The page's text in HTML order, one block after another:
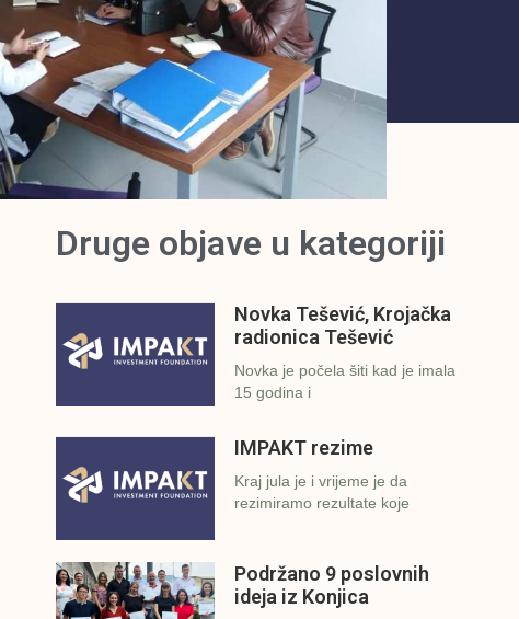
Druge objave u kategoriji
Novka Tešević, Krojačka
radionica Tešević
Novka je počela šiti kad je imala
15 godina i
IMPAKT rezime
Kraj jula je i vrijeme je da
rezimiramo rezultate koje
Podržano 9 poslovnih
ideja iz Konjica